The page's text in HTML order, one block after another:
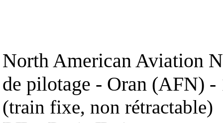
North American Aviation
de pilotage - Oran (AFN) -
(train fixe, non rétractable)